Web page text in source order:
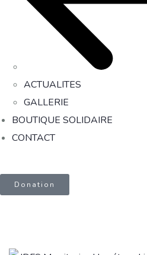
ACTUALITES
GALLERIE
BOUTIQUE SOLIDAIRE
CONTACT
Donation